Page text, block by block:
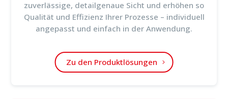
zuverlässige, detailgenaue Sicht und erhöhen so
Qualität und Effizienz Ihrer Prozesse – individuell
angepasst und einfach in der Anwendung.
Zu den Produktlösungen